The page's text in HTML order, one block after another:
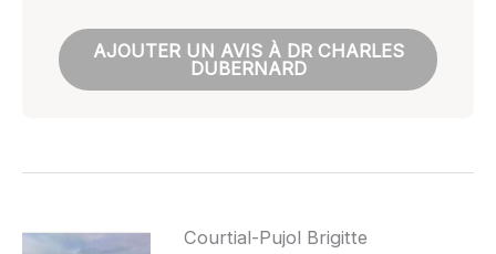
AJOUTER UN AVIS À DR CHARLES
DUBERNARD
Courtial-Pujol Brigitte